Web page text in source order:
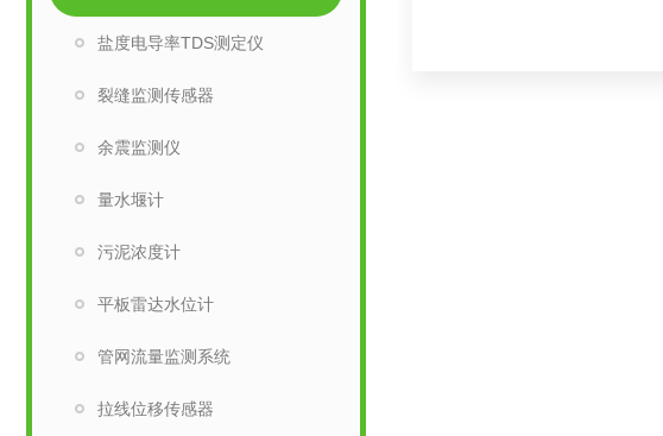
盐度电导率TDS测定仪
裂缝监测传感器
余震监测仪
量水堰计
污泥浓度计
平板雷达水位计
管网流量监测系统
拉线位移传感器